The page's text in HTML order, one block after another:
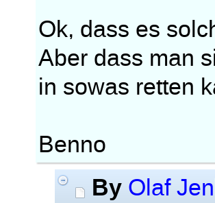
Ok, dass es
Aber dass man
in sowas retten
Benno
By Olaf